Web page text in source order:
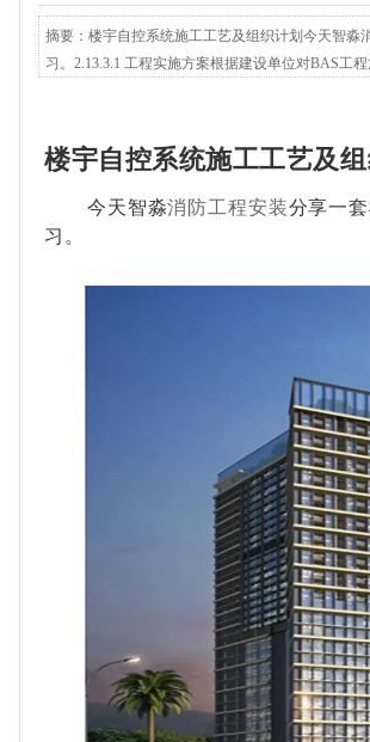
摘要：楼宇自控系统施工工艺及组织计划今天智
习。2.13.3.1 工程实施方案根据建设单位对BAS工
楼宇自控系统施工工艺及
今天智淼消防工程安装分享一
习。